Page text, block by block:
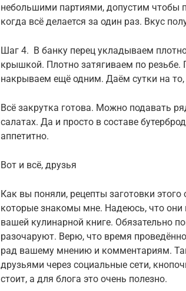
небольшими партиями, допустим чтобы
когда всё делается за один раз. Вкус
Шаг 4. В банку перец укладываем
крышкой. Плотно затягиваем по резьбе.
накрываем ещё одним. Даём сутки на
Всё закрутка готова. Можно подавать
салатах. Да и просто в составе
аппетитно.
Вот и всё, друзья
Как вы поняли, рецепты заготовки
которые знакомы мне. Надеюсь, что они
вашей кулинарной книге. Обязательно
разочаруют. Верю, что время
рад вашему мнению и комментариям.
друзьями через социальные сети,
стоит, а для блога это очень полезно.